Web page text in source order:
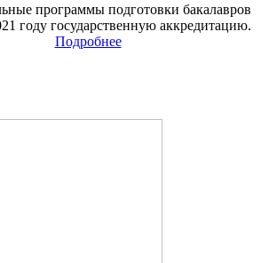
программы подготовки бакалавров
году государственную аккредитацию.
Подробнее